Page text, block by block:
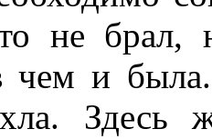
не брал,
чем и